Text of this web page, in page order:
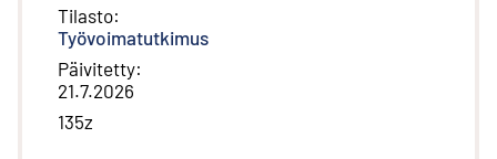
Tilasto:
Työvoimatutkimus
Päivitetty:
21.7.2026
135z